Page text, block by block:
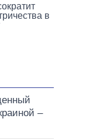
в
–